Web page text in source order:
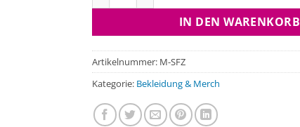
IN DEN WARENKORB
Artikelnummer: M-SFZ
Kategorie: Bekleidung & Merch